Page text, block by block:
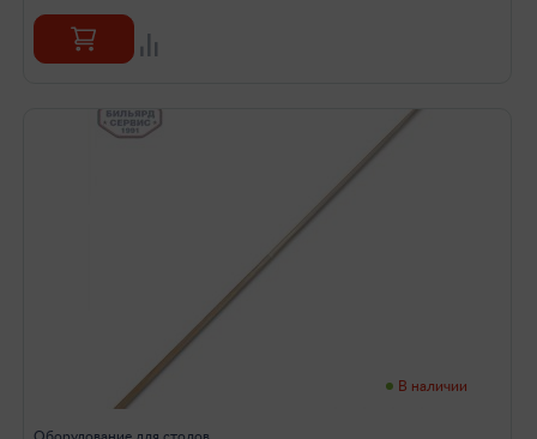
В наличии